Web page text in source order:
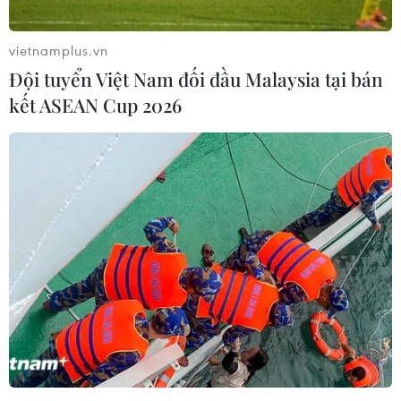
ASEAN tổ chức chuỗi hội thảo lần thứ năm
về Hiệp định RCEP
21/12/2021 05:21
Các nước tham gia RCEP hiện đang tăng cường công
tác chuẩn bị ở cấp độ khu vực và trong nước, trong bối
cảnh Hiệp định RCEP sẽ chính thức có hiệu lực vào
ngày 1/1 tới.
vietnamplus.vn
Đội tuyển Việt Nam đối đầu Malaysia tại bán
kết ASEAN Cup 2026